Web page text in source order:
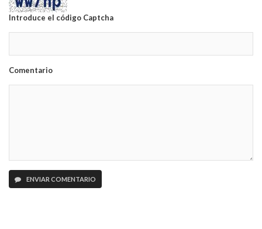
Introduce el código Captcha
Comentario
ENVIAR COMENTARIO